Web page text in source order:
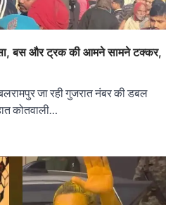
बस और ट्रक की आमने सामने टक्कर,
जा रही गुजरात नंबर की डबल
कोतवाली…